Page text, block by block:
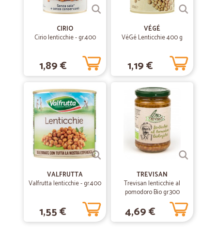
CIRIO
Cirio lenticchie - gr.400
1,89 €
VÉGÉ
VéGé Lenticchie 400 g
1,19 €
VALFRUTTA
Valfrutta lenticchie - gr.400
1,55 €
TREVISAN
Trevisan lenticchie al
pomodoro Bio gr.300
4,69 €